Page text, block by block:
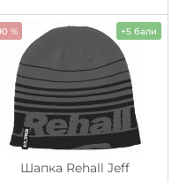
% +5 бали
Шапка Rehall Jeff